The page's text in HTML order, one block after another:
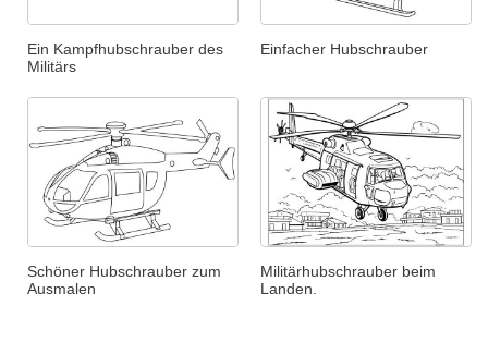
Ein Kampfhubschrauber des
Militärs
Einfacher Hubschrauber
Schöner Hubschrauber zum
Ausmalen
Militärhubschrauber beim
Landen.